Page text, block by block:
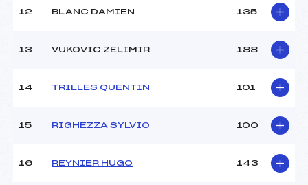
55
12H00
Ouvreurs A :
Température départ :
-2
12 BLANC DAMIEN 135
13 VUKOVIC ZELIMIR 188
14 TRILLES QUENTIN 101
15 RIGHEZZA SYLVIO 100
16 REYNIER HUGO 143